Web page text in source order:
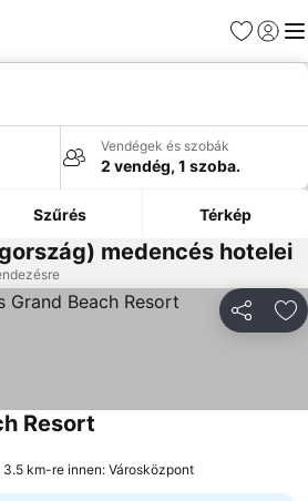
Kedvencek
Vendégek és szobák
2 vendég, 1 szoba.
Szűrés Térkép
medencés hotelei
Resort
3.5 km-re innen: Városközpont